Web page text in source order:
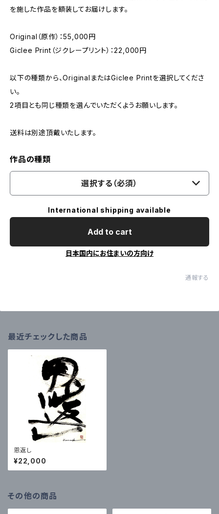
を施した作品を額装してお届けします。
Original（原作）：55,000円
Giclee Print（ジクレープリント）：22,000円
以下の種類から、OriginalまたはGiclee Printを選択してくださ
い。
2項目とも同じ種類を選んでいただくようお願いします。
送料は別途頂戴いたします。
作品の種類
選択する（必須）
International shipping available
Add to cart
日本国内にお住まいの方向け
通報する
最近チェックした商品
恩返し
¥22,000
その他の商品